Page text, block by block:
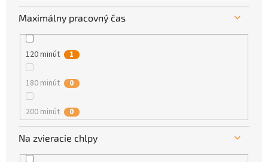
Maximálny pracovný čas
120 minút 1
180 minút 0
200 minút 0
230 minút 0
Na zvieracie chlpy